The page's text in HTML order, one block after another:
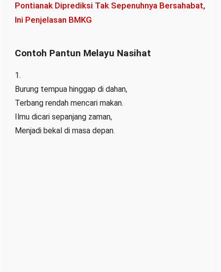
Pontianak Diprediksi Tak Sepenuhnya Bersahabat,
Ini Penjelasan BMKG
Contoh Pantun Melayu Nasihat
1.
Burung tempua hinggap di dahan,
Terbang rendah mencari makan.
Ilmu dicari sepanjang zaman,
Menjadi bekal di masa depan.